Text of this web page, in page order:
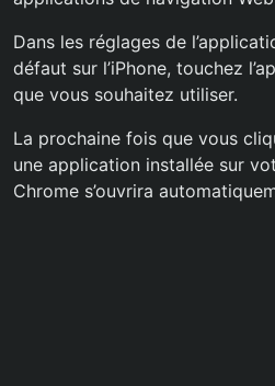
Dans les réglages de
défaut sur l’iPhone, touchez
que vous souhaitez utiliser.
La prochaine fois que vous
une application installée sur
Chrome s’ouvrira